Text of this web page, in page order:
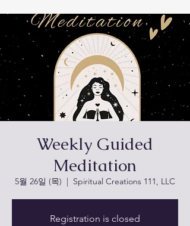
Weekly Guided
Meditation
5월 26일 (목)
  |
Spiritual Creations 111, LLC
Registration is closed